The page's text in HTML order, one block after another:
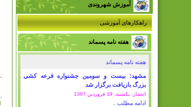
آموزش شهروندی
راهکارهای آموزشی
هفته نامه پسماند
هفته نامه پسماند
مشهد: بیست و سومین جشنواره قرعه کشی
بزرگ بازیافت برگزار شد
انتشار: یکشنبه, 19 فروردين 1397
ادامه مطلب ..